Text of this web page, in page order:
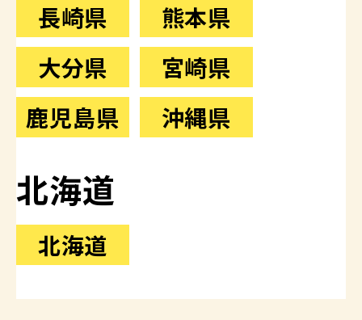
長崎県
熊本県
大分県
宮崎県
鹿児島県
沖縄県
北海道
北海道